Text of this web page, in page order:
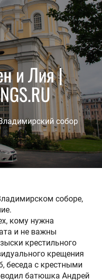
и Лия |
собор
соборе,
кому нужна
и не важны
крестильного
крещения
беседа с крестными
батюшка Андрей